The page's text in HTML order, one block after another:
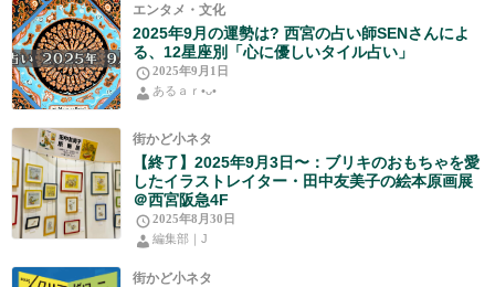
エンタメ・文化
2025年9月の運勢は? 西宮の占い師SENさんによ
る、12星座別「心に優しいタイル占い」
2025年9月1日
あるａｒ•⁠ᴗ⁠•⁠
街かど小ネタ
【終了】2025年9月3日〜：ブリキのおもちゃを愛
したイラストレイター・田中友美子の絵本原画展
＠西宮阪急4F
2025年8月30日
編集部｜J
街かど小ネタ